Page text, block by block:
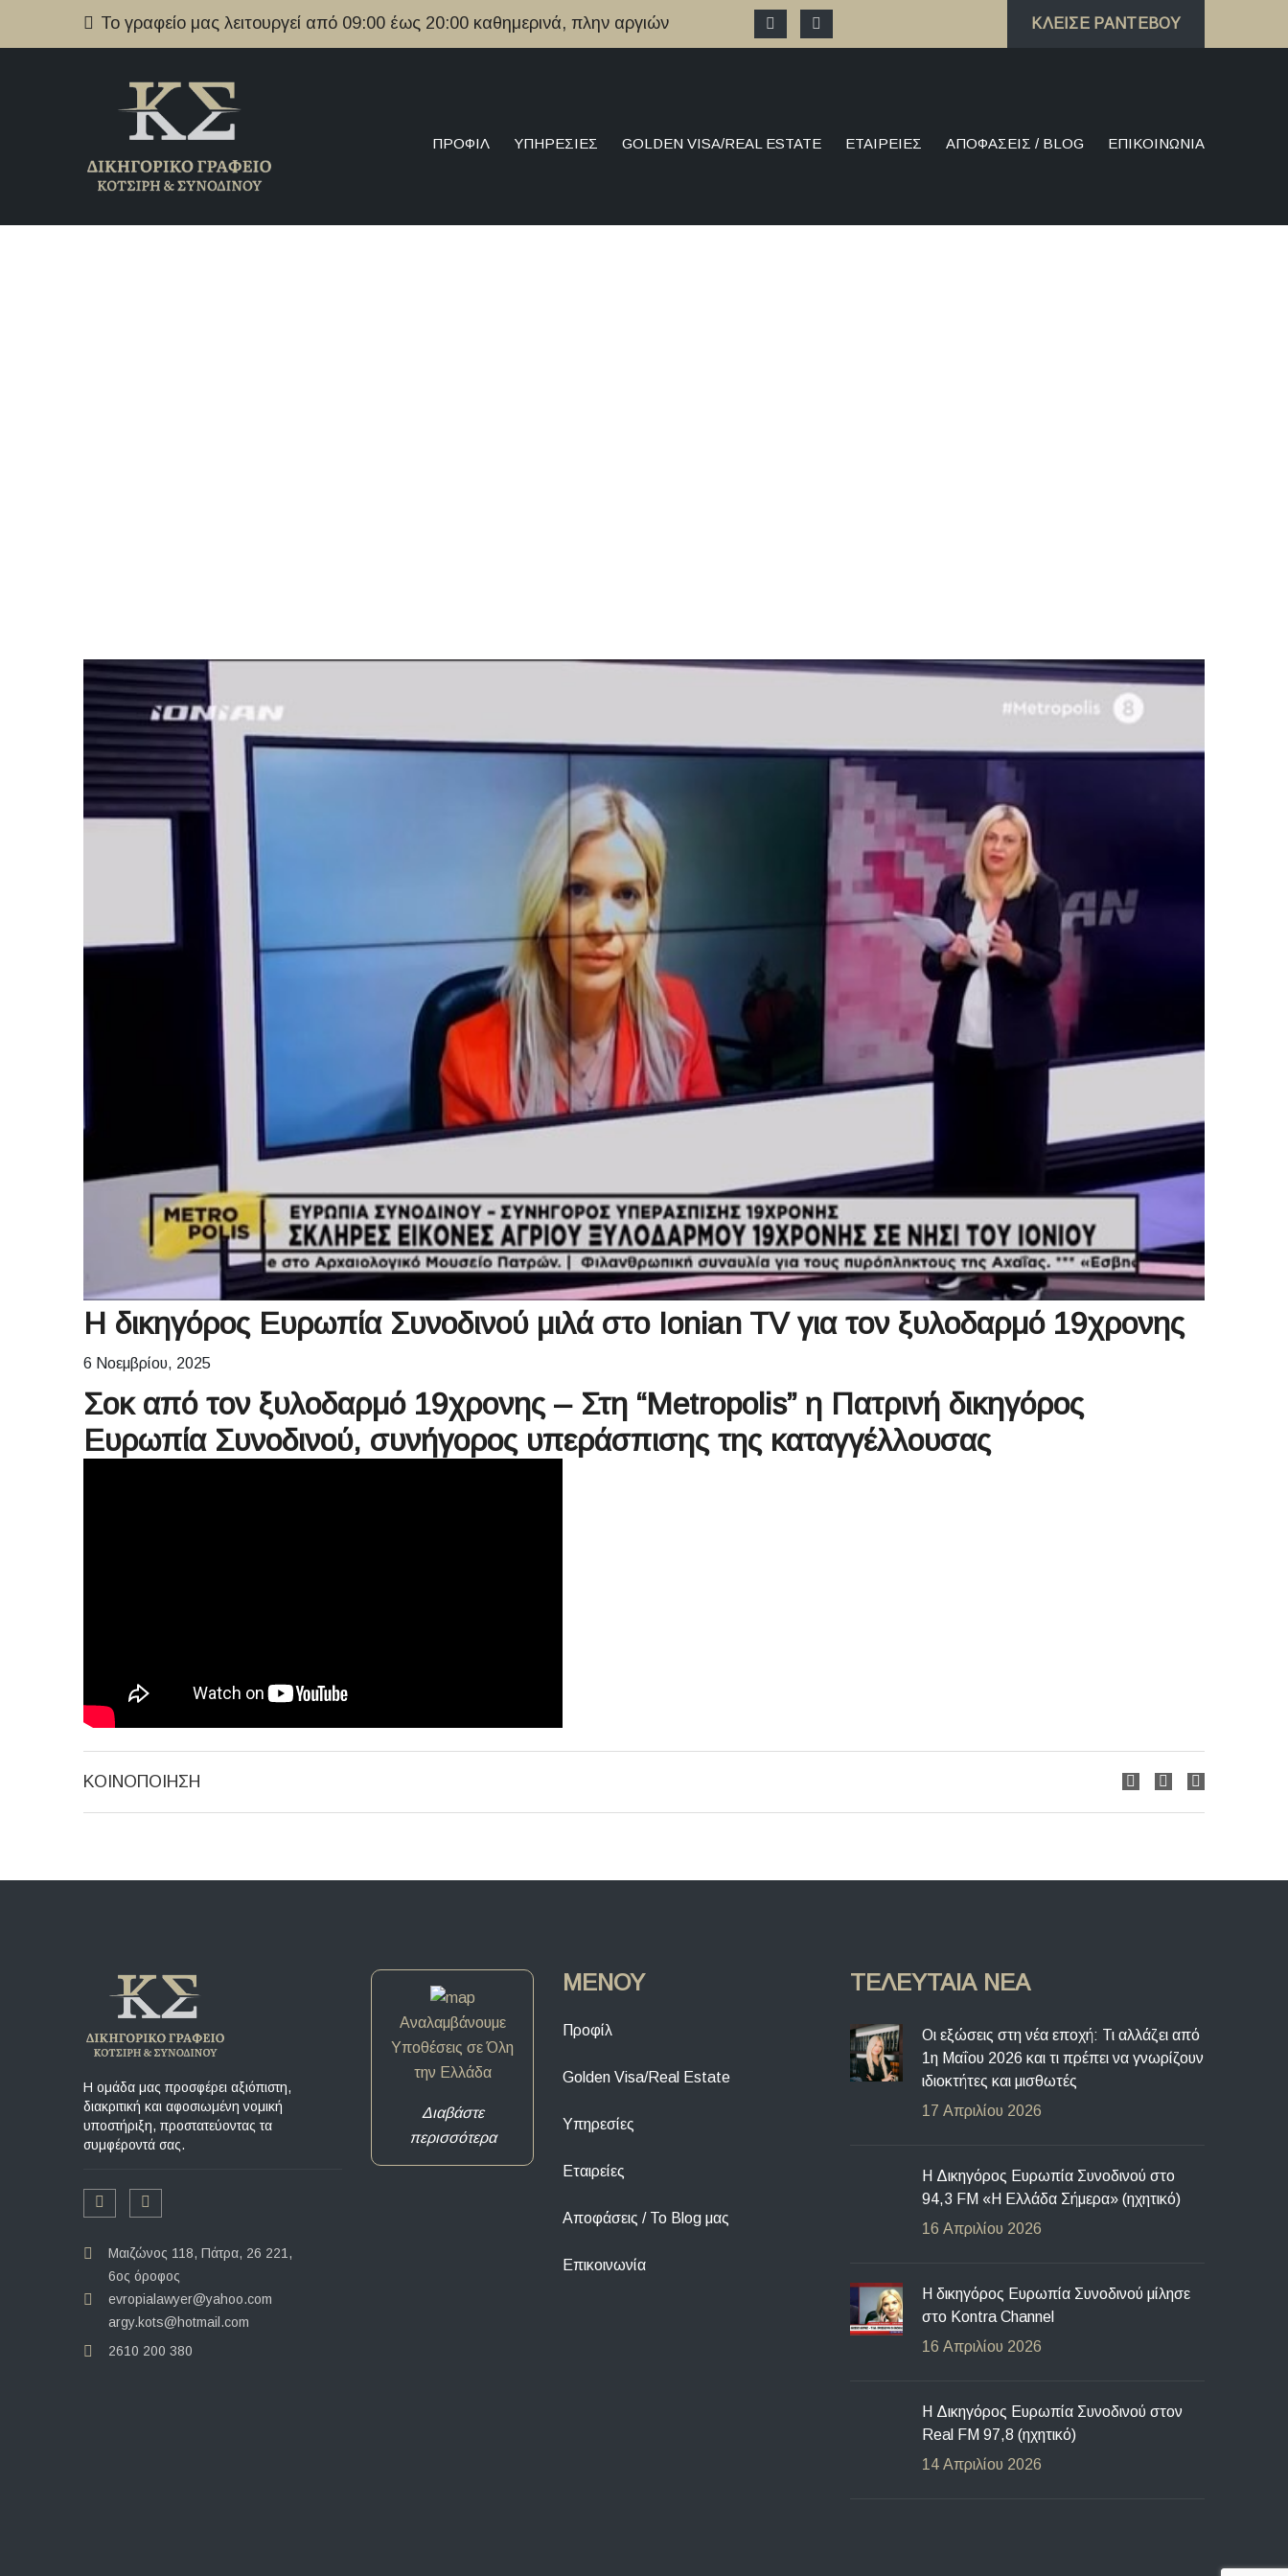
Το γραφείο μας λειτουργεί από 09:00 έως 20:00 καθημερινά, πλην αργιών ΚΛΕΊΣΕ ΡΑΝΤΕΒΟΎ
ΠΡΟΦΊΛ ΥΠΗΡΕΣΊΕΣ GOLDEN VISA/REAL ESTATE ΕΤΑΙΡΕΊΕΣ ΑΠΟΦΆΣΕΙΣ / BLOG ΕΠΙΚΟΙΝΩΝΊΑ
H δικηγόρος Ευρωπία Συνοδινού μιλά στο Ionian TV για τον ξυλοδαρμό 19χρονης
6 Νοεμβρίου, 2025
Σοκ από τον ξυλοδαρμό 19χρονης – Στη “Metropolis” η Πατρινή δικηγόρος
Ευρωπία Συνοδινού, συνήγορος υπεράσπισης της καταγγέλλουσας
ΚΟΙΝΟΠΟΊΗΣΗ
Η ομάδα μας προσφέρει αξιόπιστη,
διακριτική και αφοσιωμένη νομική
υποστήριξη, προστατεύοντας τα
συμφέροντά σας.
Μαιζώνος 118, Πάτρα, 26 221,
6ος όροφος
evropialawyer@yahoo.com
argy.kots@hotmail.com
2610 200 380
Αναλαμβάνουμε
Υποθέσεις σε Όλη
την Ελλάδα
Διαβάστε
περισσότερα
ΜΕΝΟΥ
Προφίλ
Golden Visa/Real Estate
Υπηρεσίες
Εταιρείες
Αποφάσεις / To Blog μας
Επικοινωνία
ΤΕΛΕΥΤΑΊΑ ΝΈΑ
Οι εξώσεις στη νέα εποχή: Τι αλλάζει από
1η Μαΐου 2026 και τι πρέπει να γνωρίζουν
ιδιοκτήτες και μισθωτές
17 Απριλίου 2026
Η Δικηγόρος Ευρωπία Συνοδινού στο
94,3 FM «Η Ελλάδα Σήμερα» (ηχητικό)
16 Απριλίου 2026
Η δικηγόρος Ευρωπία Συνοδινού μίλησε
στο Kontra Channel
16 Απριλίου 2026
H Δικηγόρος Ευρωπία Συνοδινού στον
Real FM 97,8 (ηχητικό)
14 Απριλίου 2026